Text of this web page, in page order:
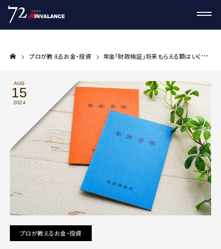
プロが教えるお金・投資 年金「財政検証」将来もらえる額はいくら？年金制度はどうなるか
AUG
15
2024
プロが教えるお金・投資